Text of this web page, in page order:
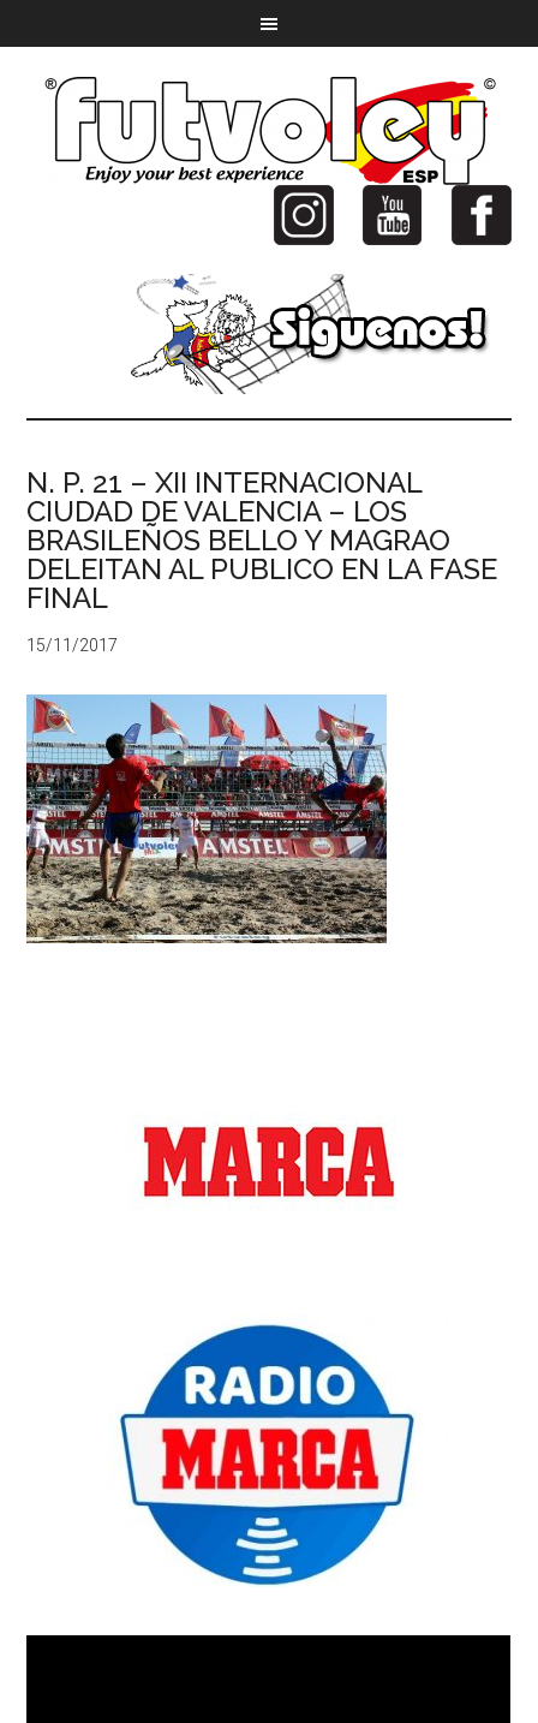
N. P. 21 – XII INTERNACIONAL
CIUDAD DE VALENCIA – LOS
BRASILEÑOS BELLO Y MAGRAO
DELEITAN AL PUBLICO EN LA FASE
FINAL
15/11/2017